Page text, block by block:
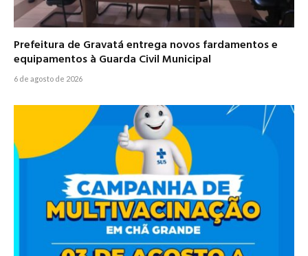
Prefeitura de Gravatá entrega novos fardamentos e
equipamentos à Guarda Civil Municipal
6 de agosto de 2026